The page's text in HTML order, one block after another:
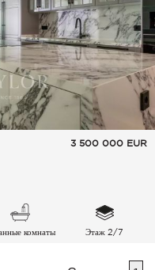
3 500 000 EUR
комнаты Этаж 2/7